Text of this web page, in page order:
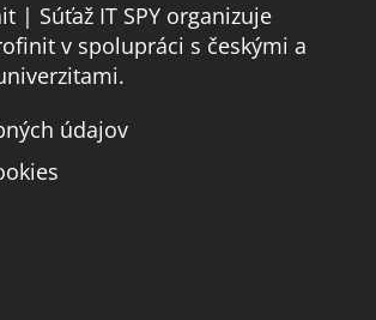
| Súťaž IT SPY organizuje
v spolupráci s českými a
údajov